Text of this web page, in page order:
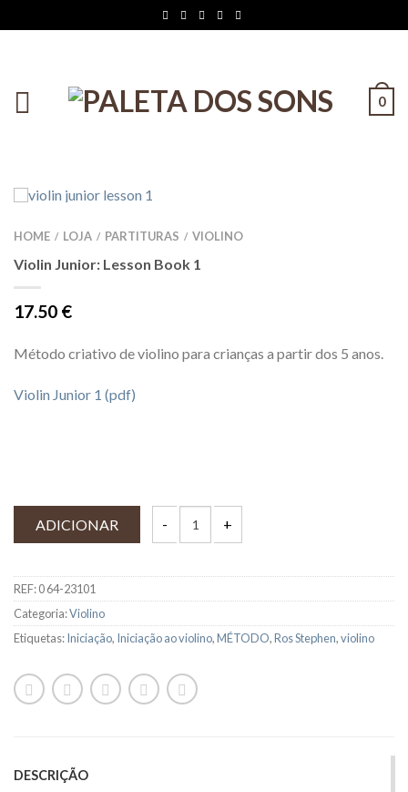
0
HOME / LOJA / PARTITURAS / VIOLINO
Violin Junior: Lesson Book 1
17.50 €
Método criativo de violino para crianças a partir dos 5 anos.
Violin Junior 1 (pdf)
ADICIONAR
REF:0 64-23101
Categoria:Violino
Etiquetas:Iniciação, Iniciação ao violino,MÉTODO,Ros Stephen,violino
DESCRIÇÃO